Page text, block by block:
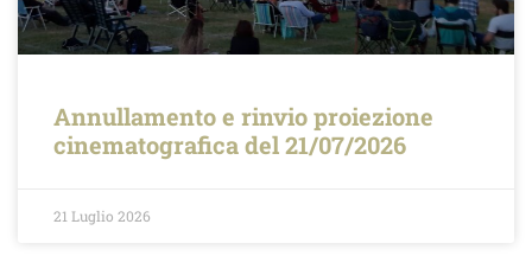
Annullamento e rinvio proiezione
cinematografica del 21/07/2026
21 Luglio 2026